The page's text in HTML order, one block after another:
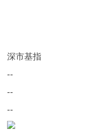
深市基指
--
--
--